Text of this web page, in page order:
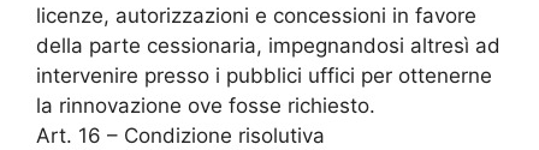
licenze, autorizzazioni e concessioni in favore
della parte cessionaria, impegnandosi altresì ad
intervenire presso i pubblici uffici per ottenerne
la rinnovazione ove fosse richiesto.
Art. 16 – Condizione risolutiva